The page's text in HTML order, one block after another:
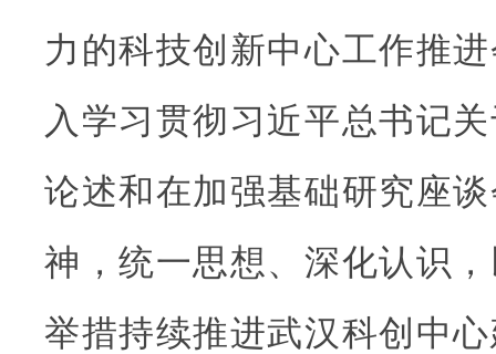
力的科技创新中心工作推
入学习贯彻习近平总书记
论述和在加强基础研究座
神，统一思想、深化认识
举措持续推进武汉科创中